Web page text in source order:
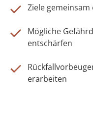
Ziele
Mögliche
entschärfen
erarbeiten